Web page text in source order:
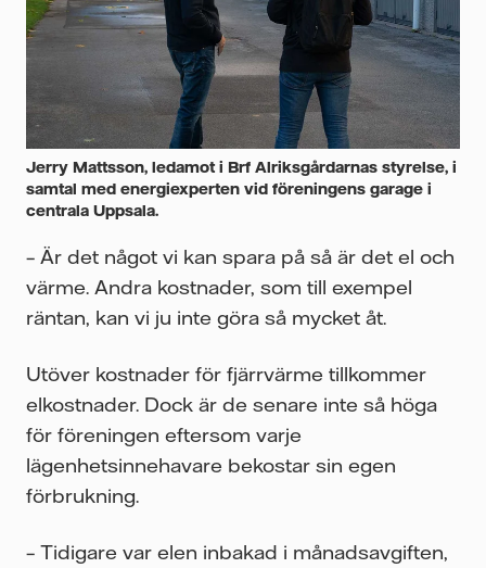
Jerry Mattsson, ledamot i Brf Alriksgårdarnas styrelse, i
samtal med energiexperten vid föreningens garage i
centrala Uppsala.
– Är det något vi kan spara på så är det el och
värme. Andra kostnader, som till exempel
räntan, kan vi ju inte göra så mycket åt.
Utöver kostnader för fjärrvärme tillkommer
elkostnader. Dock är de senare inte så höga
för föreningen eftersom varje
lägenhetsinnehavare bekostar sin egen
förbrukning.
– Tidigare var elen inbakad i månadsavgiften,